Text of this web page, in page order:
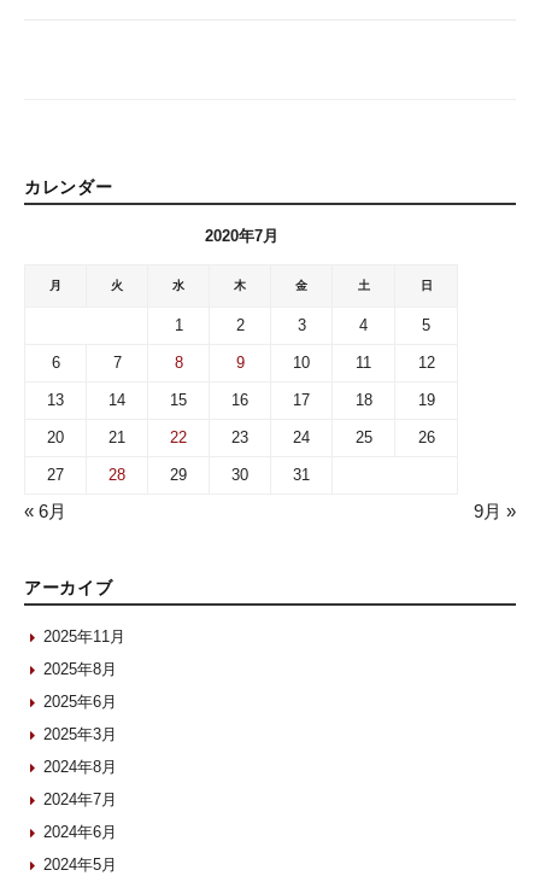
カレンダー
2020年7月
月 火 水 木 金 土 日
1 2 3 4 5
6 7 8 9 10 11 12
13 14 15 16 17 18 19
20 21 22 23 24 25 26
27 28 29 30 31
« 6月 9月 »
アーカイブ
2025年11月
2025年8月
2025年6月
2025年3月
2024年8月
2024年7月
2024年6月
2024年5月